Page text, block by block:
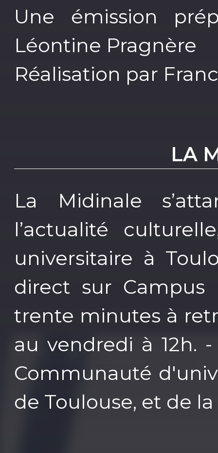
Une émission
Léontine Pragnère
Réalisation par
LA
La Midinale
l’actualité
universitaire à
direct sur Campus
trente minutes à
au vendredi à 12h.
Communauté
de Toulouse, et de